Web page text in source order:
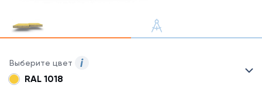
Выберите цвет
RAL 1018